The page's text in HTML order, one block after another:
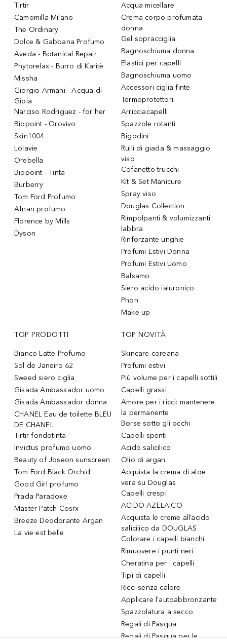
Tirtir
Camomilla Milano
The Ordinary
Dolce & Gabbana Profumo
Aveda - Botanical Repair
Phytorelax - Burro di Karitè
Missha
Giorgio Armani - Acqua di
Gioia
Narciso Rodriguez - for her
Biopoint - Orovivo
Skin1004
Lolavie
Orebella
Biopoint - Tinta
Burberry
Tom Ford Profumo
Afnan profumo
Florence by Mills
Dyson
Acqua micellare
Crema corpo profumata
donna
Gel sopracciglia
Bagnoschiuma donna
Elastici per capelli
Bagnoschiuma uomo
Accessori ciglia finte
Termoprotettori
Arricciacapelli
Spazzole rotanti
Bigodini
Rulli di giada & massaggio
viso
Cofanetto trucchi
Kit & Set Manicure
Spray viso
Douglas Collection
Rimpolpanti & volumizzanti
labbra
Rinforzante unghie
Profumi Estivi Donna
Profumi Estivi Uomo
Balsamo
Siero acido ialuronico
Phon
Make up
TOP PRODOTTI
Bianco Latte Profumo
Sol de Janeiro 62
Sweed siero ciglia
Gisada Ambassador uomo
Gisada Ambassador donna
CHANEL Eau de toilette BLEU
DE CHANEL
Tirtir fondotinta
Invictus profumo uomo
Beauty of Joseon sunscreen
Tom Ford Black Orchid
Good Girl profumo
Prada Paradoxe
Master Patch Cosrx
Breeze Deodorante Argan
La vie est belle
TOP NOVITÀ
Skincare coreana
Profumi estivi
Più volume per i capelli sottili
Capelli grassi
Amore per i ricci: mantenere
la permanente
Borse sotto gli occhi
Capelli spenti
Acido salicilico
Olio di argan
Acquista la crema di aloe
vera su Douglas
Capelli crespi
ACIDO AZELAICO
Acquista le creme all’acido
salicilico da DOUGLAS
Colorare i capelli bianchi
Rimuovere i punti neri
Cheratina per i capelli
Tipi di capelli
Ricci senza calore
Applicare l'autoabbronzante
Spazzolatura a secco
Regali di Pasqua
Regali di Pasqua per le